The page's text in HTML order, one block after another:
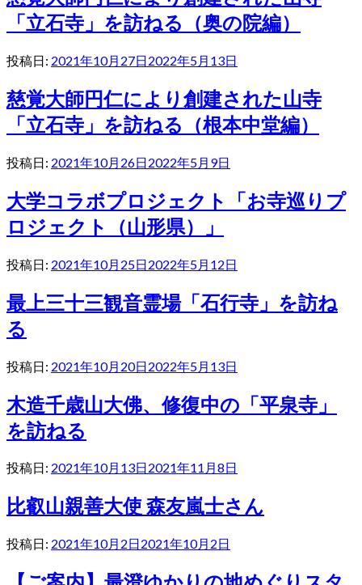
「立石寺」を訪ねる（奥の院編）
投稿日: 2021年10月27日2022年5月13日
慈覚大師円仁により創建された山寺
「立石寺」を訪ねる（根本中堂編）
投稿日: 2021年10月26日2022年5月9日
大学コラボプロジェクト「お寺巡りプ
ロジェクト（山形県）」
投稿日: 2021年10月25日2022年5月12日
最上三十三観音霊場「石行寺」を訪ね
る
投稿日: 2021年10月20日2022年5月13日
木造千歳山大佛、修復中の「平泉寺」
を訪ねる
投稿日: 2021年10月13日2021年11月8日
比叡山親善大使 森友嵐士さん
投稿日: 2021年10月2日2021年10月2日